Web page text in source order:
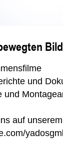
und
und
auf